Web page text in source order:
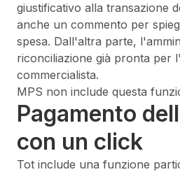
giustificativo alla transazione
anche un commento per
spesa. Dall'altra parte,
riconciliazione già pronta per
commercialista.
MPS non include questa
Pagamento
con un click
Tot include una funzione